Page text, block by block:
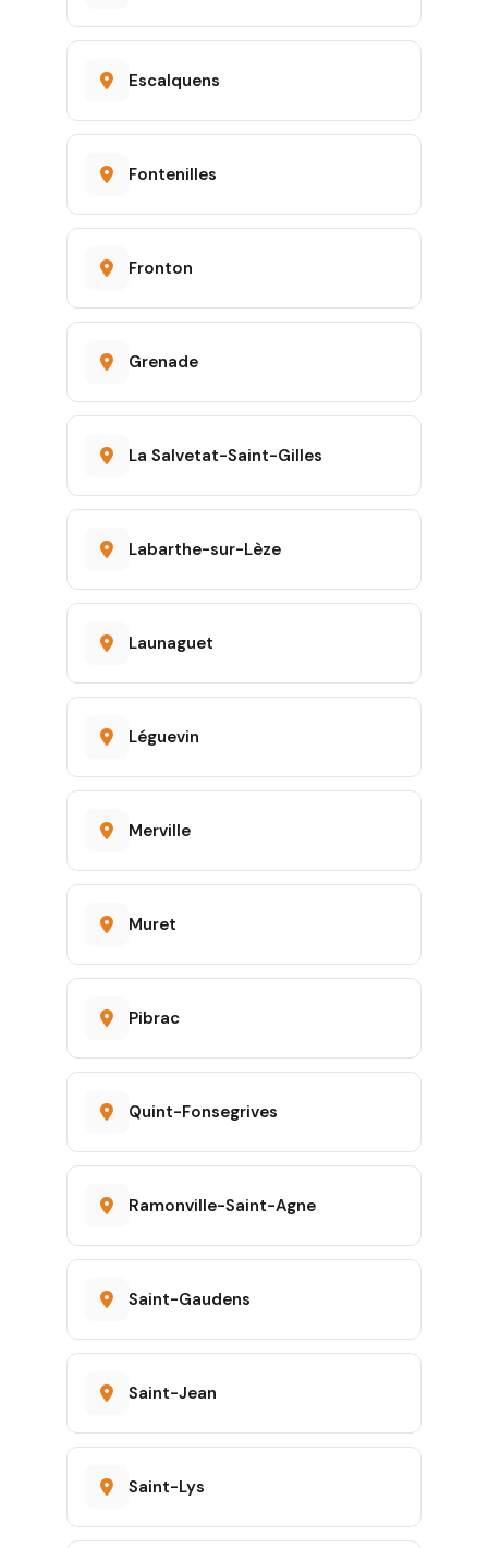
Escalquens
Fontenilles
Fronton
Grenade
La Salvetat-Saint-Gilles
Labarthe-sur-Lèze
Launaguet
Léguevin
Merville
Muret
Pibrac
Quint-Fonsegrives
Ramonville-Saint-Agne
Saint-Gaudens
Saint-Jean
Saint-Lys